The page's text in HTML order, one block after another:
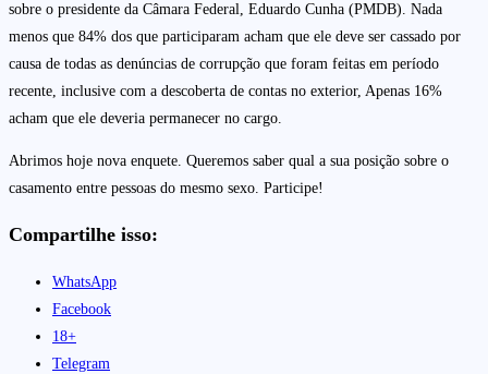
sobre o presidente da Câmara Federal, Eduardo Cunha (PMDB). Nada
menos que 84% dos que participaram acham que ele deve ser cassado por
causa de todas as denúncias de corrupção que foram feitas em período
recente, inclusive com a descoberta de contas no exterior, Apenas 16%
acham que ele deveria permanecer no cargo.
Abrimos hoje nova enquete. Queremos saber qual a sua posição sobre o
casamento entre pessoas do mesmo sexo. Participe!
Compartilhe isso:
WhatsApp
Facebook
18+
Telegram